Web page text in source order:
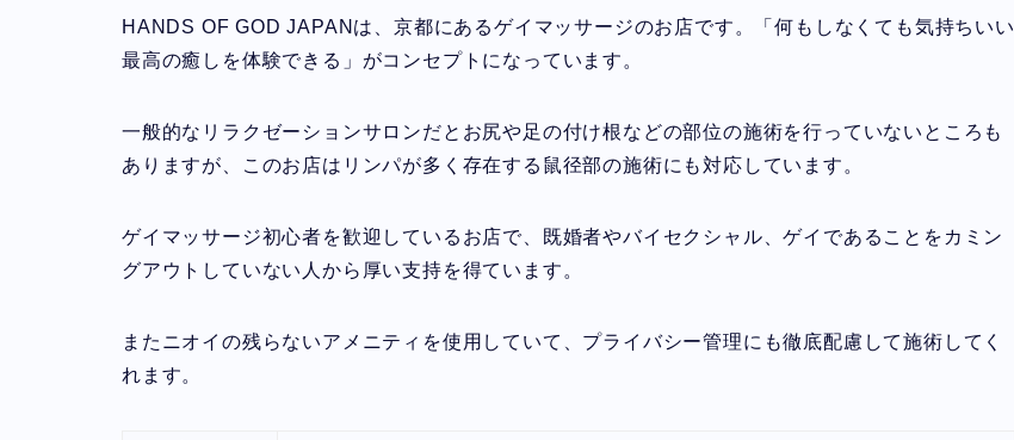
HANDS OF GOD JAPANは、京都にあるゲイマッサージのお店です。「何もしなくても気持ちいい
最高の癒しを体験できる」がコンセプトになっています。
一般的なリラクゼーションサロンだとお尻や足の付け根などの部位の施術を行っていないところも
ありますが、このお店はリンパが多く存在する鼠径部の施術にも対応しています。
ゲイマッサージ初心者を歓迎しているお店で、既婚者やバイセクシャル、ゲイであることをカミン
グアウトしていない人から厚い支持を得ています。
またニオイの残らないアメニティを使用していて、プライバシー管理にも徹底配慮して施術してく
れます。